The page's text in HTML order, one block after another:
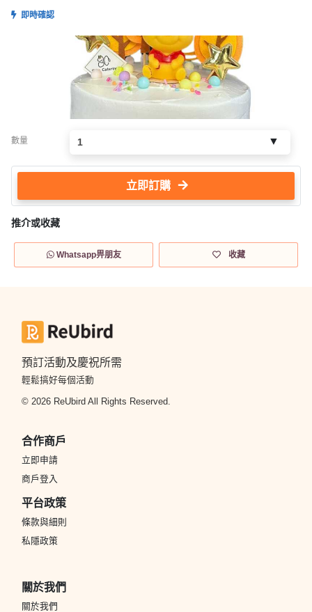
即時確認
數量
立即訂購
推介或收藏
Whatsapp畀朋友 收藏
預訂活動及慶祝所需
輕鬆搞好每個活動
© 2026 ReUbird All Rights Reserved.
合作商戶
立即申請
商戶登入
平台政策
條款與細則
私隱政策
關於我們
關於我們